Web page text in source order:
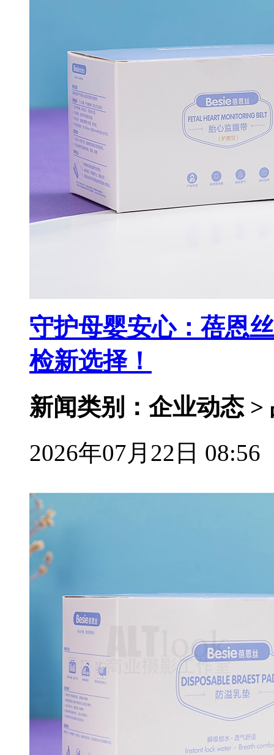
守护母婴安心：蓓恩
检新选择！
新闻类别：企业动态 >
2026年07月22日 08:56